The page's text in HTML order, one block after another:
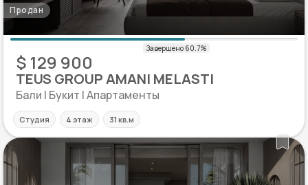
Продан
$ 129 900
TEUS GROUP AMANI MELASTI
Бали | Букит | Апартаменты
Студия 4 этаж 31 кв.м